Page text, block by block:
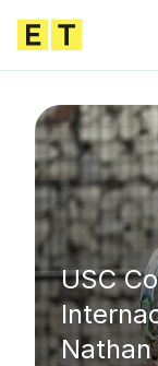
USC